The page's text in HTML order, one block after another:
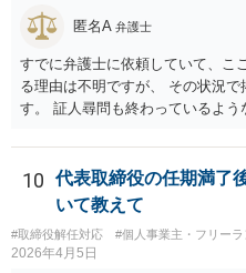
は、不法行為構成で請求しようと
れるリスクがあるため、慰謝料
損害のメイン部分は役員報酬の部
条２項の損害賠償責任の法的性質
別の責任（法定責任）と解する立
は、早めに請求行動を試みる等
す。 この掲示板での私からの回
す。より詳しくは、証拠を持参の
接相談•依頼してみることをご検
匿名A 弁護士
すでに弁護士に依頼していて、こ
る理由は不明ですが、 その状況
す。 証人尋問も終わっているよ
えになられたい理由、原告側の温
きの見通しなどの事情を排除して
的にのみ責任を持って判断するこ
ンをご希望であれば、掲示板上で
訟に関する資料や経緯を踏まえて
る方が良いかと思います。
10
代表取締役の任期満了
いて教えて
#取締役解任対応 #個人事業主・フリーラ
2026年4月5日